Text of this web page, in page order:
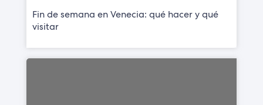
Fin de semana en Venecia: qué hacer y qué
visitar